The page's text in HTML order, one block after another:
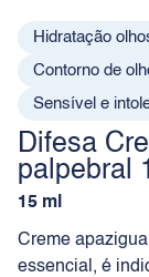
Hidratação
Contorno de
Sensível e
Difesa
palpebral
15 ml
Creme
essencial, é